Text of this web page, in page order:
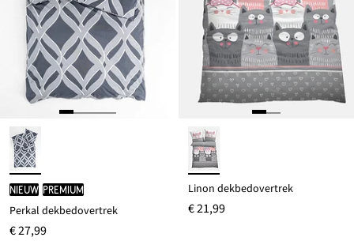
Nieuw PREMIUM
Perkal dekbedovertrek
€ 27,99
Linon dekbedovertrek
€ 21,99